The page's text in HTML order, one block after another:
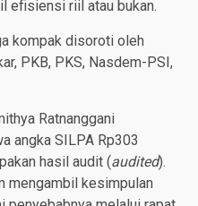
efisiensi riil atau bukan.
kompak disoroti oleh
PKB, PKS, Nasdem-PSI,
Ratnanggani
angka SILPA Rp303
hasil audit (audited).
mengambil kesimpulan